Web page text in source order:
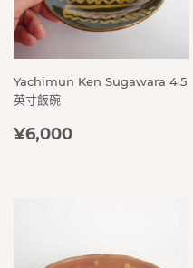
Yachimun Ken Sugawara 4.5
英寸飯碗
定
¥6,000